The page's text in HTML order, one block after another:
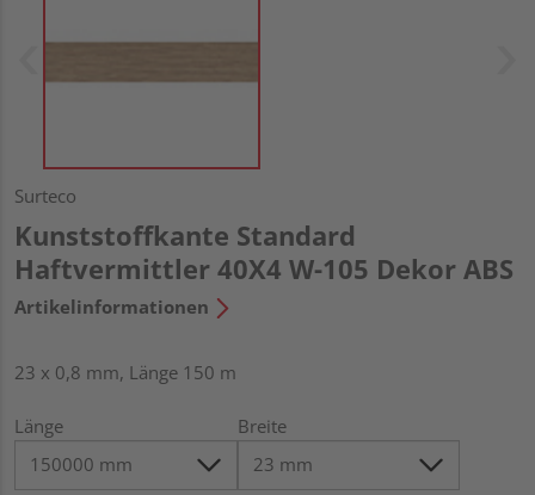
Surteco
Kunststoffkante Standard
Haftvermittler 40X4 W-105 Dekor ABS
Artikelinformationen
23 x 0,8 mm, Länge 150 m
Länge Breite